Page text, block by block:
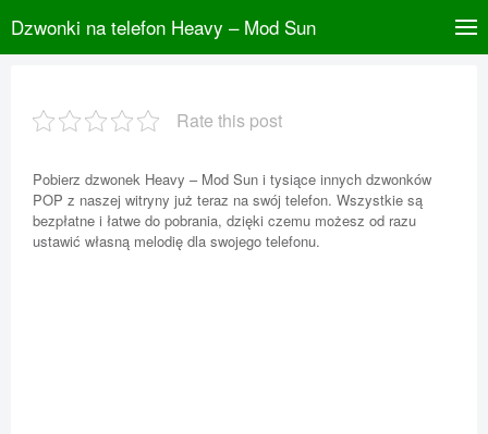
Dzwonki na telefon Heavy – Mod Sun
Rate this post
Pobierz dzwonek Heavy – Mod Sun i tysiące innych dzwonków
POP z naszej witryny już teraz na swój telefon. Wszystkie są
bezpłatne i łatwe do pobrania, dzięki czemu możesz od razu
ustawić własną melodię dla swojego telefonu.